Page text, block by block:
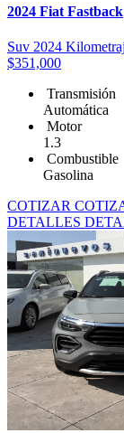
2024 Fiat Fastback
Suv 2024
$351,000
Transmisión
Automática
Motor
1.3
Combustible
Gasolina
COTIZAR
DETALLES